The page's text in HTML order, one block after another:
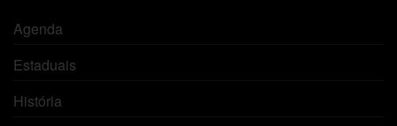
Agenda
Estaduais
História